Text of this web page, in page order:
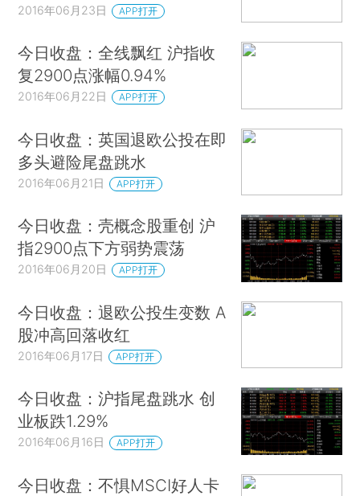
2016年06月23日 APP打开
今日收盘：全线飘红 沪指收
复2900点涨幅0.94%
2016年06月22日 APP打开
今日收盘：英国退欧公投在即
多头避险尾盘跳水
2016年06月21日 APP打开
今日收盘：壳概念股重创 沪
指2900点下方弱势震荡
2016年06月20日 APP打开
今日收盘：退欧公投生变数 A
股冲高回落收红
2016年06月17日 APP打开
今日收盘：沪指尾盘跳水 创
业板跌1.29%
2016年06月16日 APP打开
今日收盘：不惧MSCI好人卡